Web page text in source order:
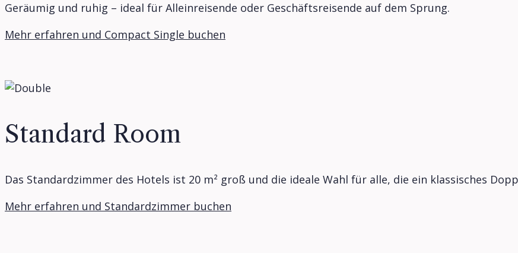
Geräumig und ruhig – ideal für Alleinreisende oder Geschäftsreisende auf dem Sprung.
Mehr erfahren und Compact Single buchen
Standard Room
Das Standardzimmer des Hotels ist 20 m² groß und die ideale Wahl für alle, die ein klassisches
Mehr erfahren und Standardzimmer buchen